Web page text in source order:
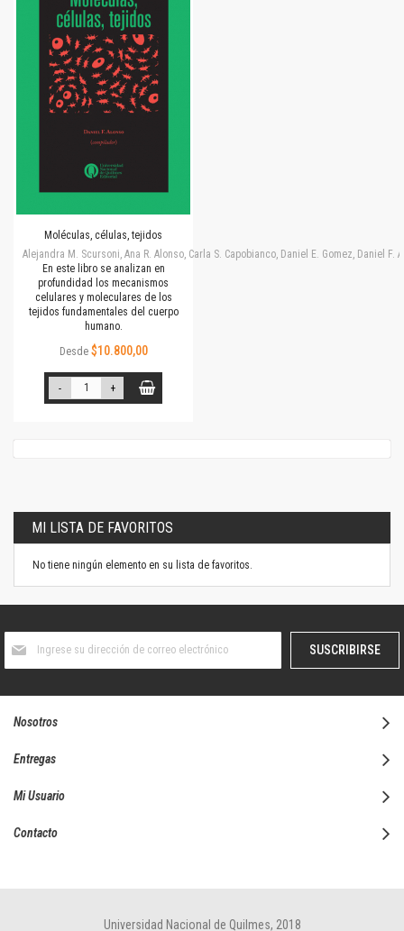
Moléculas, células, tejidos
Alejandra M. Scursoni, Ana R. Alonso, Carla S. Capobianco, Daniel E. Gomez, Daniel
En este libro se analizan en
profundidad los mecanismos
celulares y moleculares de los
tejidos fundamentales del cuerpo
humano.
Desde $10.800,00
- +
MI LISTA DE FAVORITOS
No tiene ningún elemento en su lista de favoritos.
boletín
SUSCRIBIRSE
Nosotros
Entregas
Mi Usuario
Contacto
Universidad Nacional de Quilmes, 2018